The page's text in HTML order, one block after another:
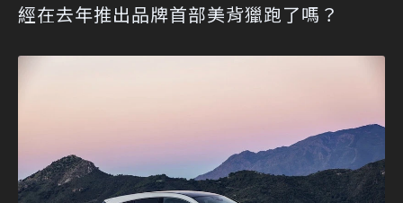
經在去年推出品牌首部美背獵跑了嗎？